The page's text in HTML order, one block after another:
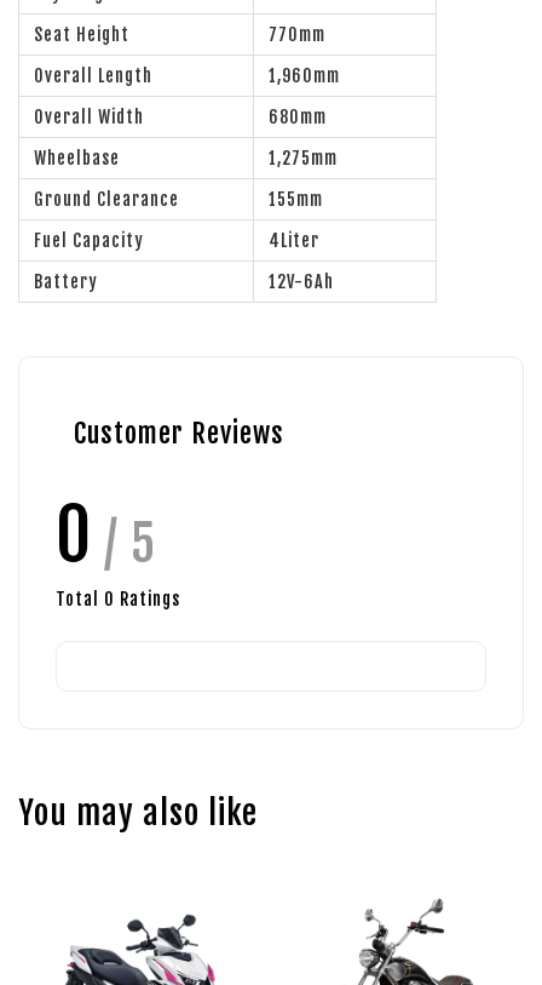
Seat Height
770mm
Overall Length
1,960mm
Overall Width
680mm
Wheelbase
1,275mm
Ground Clearance
155mm
Fuel Capacity
4Liter
Battery
12V-6Ah
Customer Reviews
0 / 5
Total 0 Ratings
You may also like